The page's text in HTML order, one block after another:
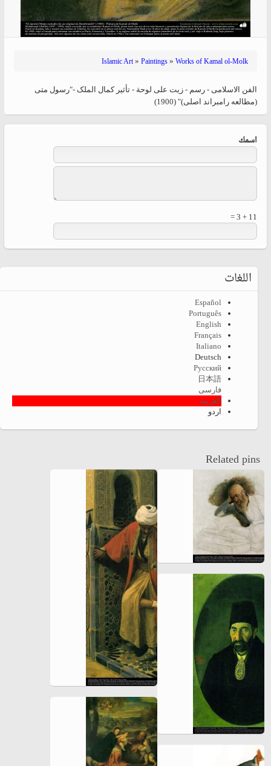
Islamic Art» Paintings » Works of Kamal ol-Molk
الفن الاسلامی - رسم - زیت علی لوحة - تأثير كمال الملک -"رسول متی
(مطالعه رامبراند اصلی)" (1900)
‏اسمك ‏
11 + 3 =
اللغات
Español
Português
English
Français
Italiano
Deutsch
Русский
日本語
فارسی
العربية
اردو
Related pins